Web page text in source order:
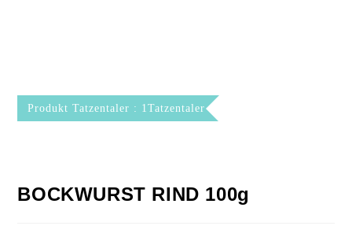
Produkt Tatzentaler : 1Tatzentaler
BOCKWURST RIND 100g